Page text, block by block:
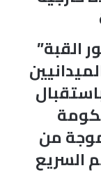
القبة”
من
السريع